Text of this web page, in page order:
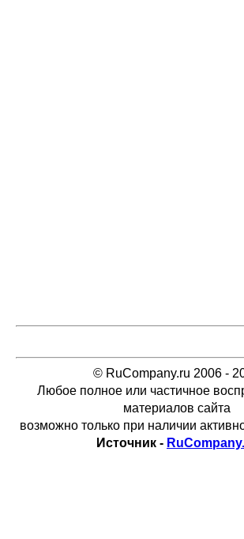
© RuCompany.ru 2006 -
Любое полное или частичное
материалов сайта
возможно только при наличии
Источник -